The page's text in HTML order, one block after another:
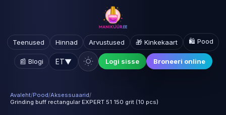
Teenused Hinnad Arvustused 🎁 Kinkekaart 🛍️ Pood
📰 Blogi ET▼ Logi sisse Broneeri online
Avaleht/Pood/Aksessuaarid/
Grinding buff rectangular EXPERT 51 150 grit (10 pcs)